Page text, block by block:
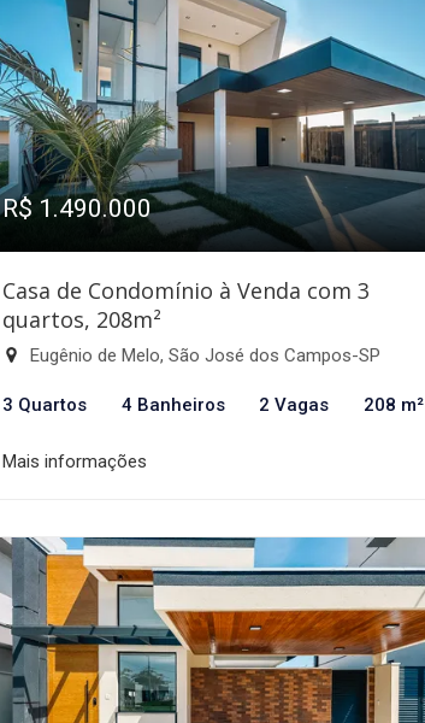
R$ 1.490.000
Casa de Condomínio à Venda com 3
quartos, 208m²
Eugênio de Melo, São José dos Campos-SP
3 Quartos 4 Banheiros 2 Vagas 208 m²
Mais informações